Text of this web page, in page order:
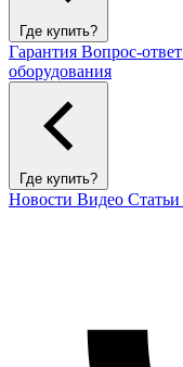
Где купить?
Гарантия Вопрос-ответ
оборудования
Где купить?
Новости Видео Статьи